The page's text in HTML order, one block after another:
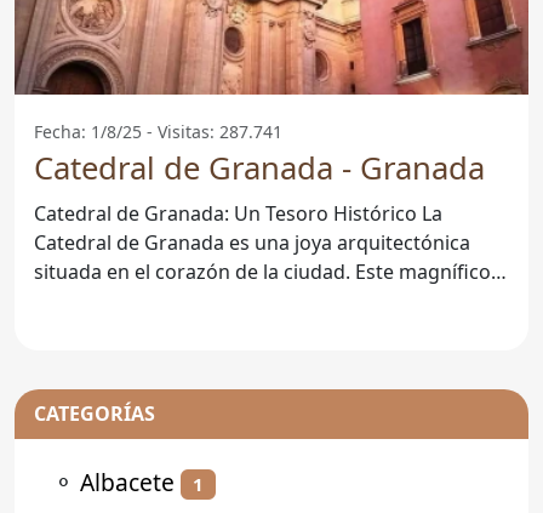
Fecha: 1/8/25 - Visitas: 287.741
Catedral de Granada - Granada
Catedral de Granada: Un Tesoro Histórico La
Catedral de Granada es una joya arquitectónica
situada en el corazón de la ciudad. Este magnífico
CATEGORÍAS
⚬ Albacete 1